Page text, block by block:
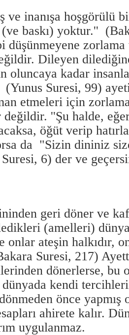
ve inanışa hoşgörülü
baskı) yoktur.''
düşünmeyene zorlama
Dileyen
oluncaya kadar
Suresi, 99)
etmeleri için
değildir. ''Şu halde,
öğüt verip
da "Sizin dininiz
6) der ve
geri döner ve
(amelleri)
onlar ateşin halkıdır,
Suresi, 217)
dönerlerse, bu
kendi
önce yapmış
ahirete kalır.
uygulanmaz.